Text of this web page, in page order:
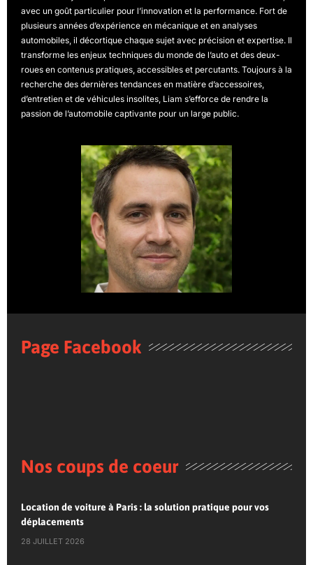
avec un goût particulier pour l’innovation et la performance. Fort de
plusieurs années d’expérience en mécanique et en analyses
automobiles, il décortique chaque sujet avec précision et expertise. Il
transforme les enjeux techniques du monde de l’auto et des deux-
roues en contenus pratiques, accessibles et percutants. Toujours à la
recherche des dernières tendances en matière d’accessoires,
d’entretien et de véhicules insolites, Liam s’efforce de rendre la
passion de l’automobile captivante pour un large public.
Page Facebook
Nos coups de coeur
Location de voiture à Paris : la solution pratique pour vos
déplacements
28 JUILLET 2026